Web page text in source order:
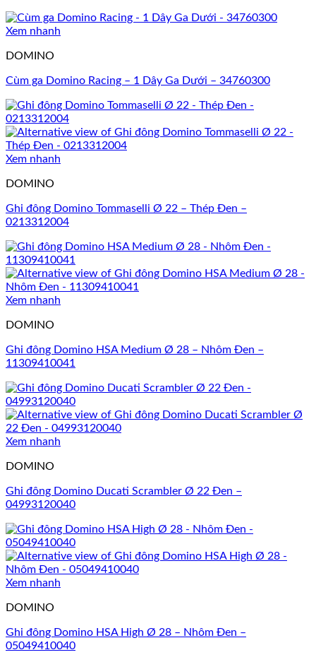
Xem nhanh
DOMINO
Cùm ga Domino Racing – 1 Dây Ga Dưới – 34760300
Xem nhanh
DOMINO
Ghi đông Domino Tommaselli Ø 22 – Thép Đen –
0213312004
Xem nhanh
DOMINO
Ghi đông Domino HSA Medium Ø 28 – Nhôm Đen –
11309410041
Xem nhanh
DOMINO
Ghi đông Domino Ducati Scrambler Ø 22 Đen –
04993120040
Xem nhanh
DOMINO
Ghi đông Domino HSA High Ø 28 – Nhôm Đen –
05049410040